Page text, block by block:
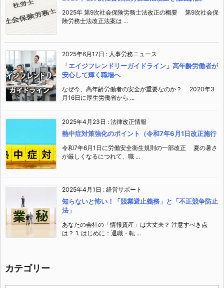
2025年 第9次社会保険労務士法改正の概要 第9次社会保
険労務士法改正法案は ...
2025年6月17日 : 人事労務ニュース
「エイジフレンドリーガイドライン」高年齢労働者が
安心して輝く職場へ
なぜ今、高年齢労働者の安全が重要なのか？ 2020年3
月16日に厚生労働省から ...
2025年4月23日 : 法律改正情報
熱中症対策強化のポイント（令和7年6月1日改正施行
令和7年6月1日に労働安全衛生規則の一部改正 夏の暑さ
が厳しくなるにつれて、職 ...
2025年4月1日 : 経営サポート
知らないと怖い！「競業避止義務」と「不正競争防止
法」
あなたの会社の「情報資産」は大丈夫？ 注意すべき点
は？ 1. はじめに：退職・転 ...
カテゴリー